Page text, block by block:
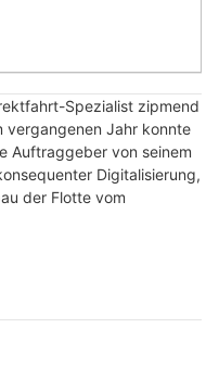
Spezialist zipmend
vergangenen Jahr konnte
Auftraggeber von seinem
Digitalisierung,
der Flotte vom